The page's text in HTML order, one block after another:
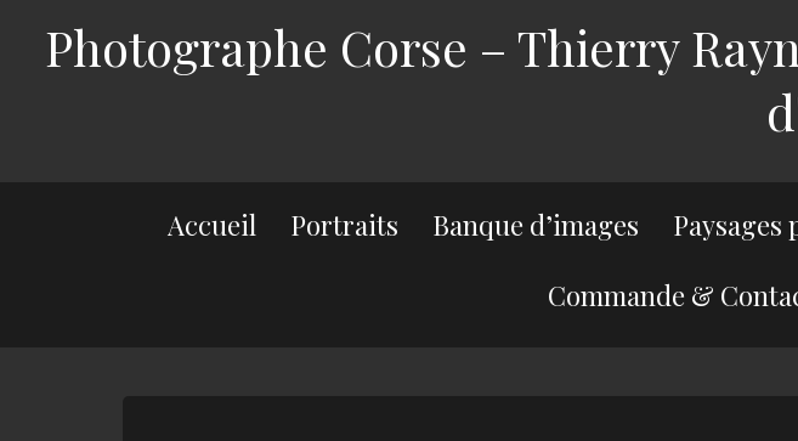
Photographe Corse – Thierry
Accueil Portraits Banque d’images Paysages
Commande &